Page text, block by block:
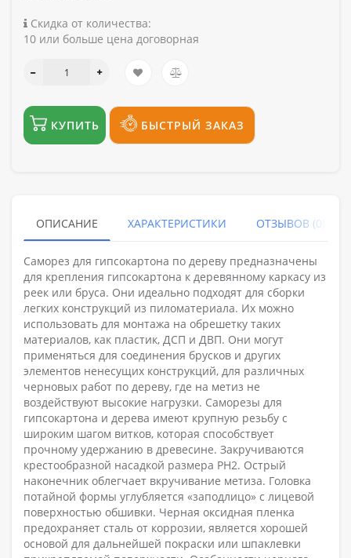
Скидка от количества:
10 или больше цена договорная
КУПИТЬ БЫСТРЫЙ ЗАКАЗ
ОПИСАНИЕ ХАРАКТЕРИСТИКИ ОТЗЫВОВ (0)
Саморез для гипсокартона по дереву предназначены
для крепления гипсокартона к деревянному каркасу из
реек или бруса. Они идеально подходят для сборки
легких конструкций из пиломатериала. Их можно
использовать для монтажа на обрешетку таких
материалов, как пластик, ДСП и ДВП. Они могут
применяться для соединения брусков и других
элементов ненесущих конструкций, для различных
черновых работ по дереву, где на метиз не
воздействуют высокие нагрузки. Саморезы для
гипсокартона и дерева имеют крупную резьбу с
широким шагом витков, которая способствует
прочному удержанию в древесине. Закручиваются
крестообразной насадкой размера PH2. Острый
наконечник облегчает вкручивание метиза. Головка
потайной формы углубляется «заподлицо» с лицевой
поверхностью обшивки. Черная оксидная пленка
предохраняет сталь от коррозии, является хорошей
основой для дальнейшей покраски или шпаклевки